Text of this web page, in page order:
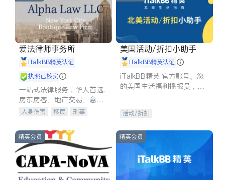
爱法律师事务所
iTalkBB精英认证
执照已核实
一站式法律服务，华人首选.
房东房客、地产交易、意外
伤害、车祸重伤、商业诉
建筑合同、刑事案件全包办
人身伤害 移民
刑事
信托/遗嘱
商业
索赔
律师-其它 保释
美国活动/折扣小助手
iTalkBB精英认证
iTalkBB精英 官方账号。您
的美国生活福利播报员，精
专属福利。
活动/折扣
精英会员 精英会员